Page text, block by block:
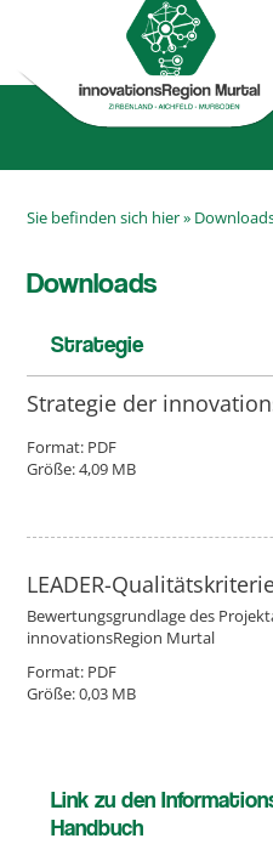
Sie befinden sich hier »
Downloads
Strategie
Strategie der
Format: PDF
Größe: 4,09 MB
LEADER-
Bewertungsgrundlage des
innovationsRegion Murtal
Format: PDF
Größe: 0,03 MB
Link zu den
Handbuch